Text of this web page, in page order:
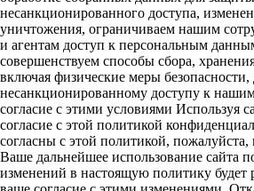
несанкционированного доступа,
уничтожения, ограничиваем нашим
и агентам доступ к персональным
совершенствуем способы сбора,
включая физические меры безопасности,
несанкционированному доступу к
согласие с этими условиями Используя
согласие с этой политикой
согласны с этой политикой, пожалуйста,
Ваше дальнейшее использование сайта
изменений в настоящую политику будет